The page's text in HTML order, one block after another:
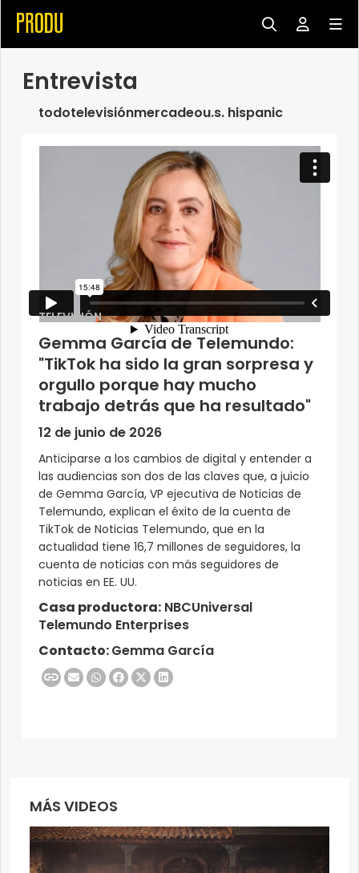
Entrevista
todotelevisiónmercadeou.s. hispanic
TELEVISIÓN
Gemma García de Telemundo:
"TikTok ha sido la gran sorpresa y
orgullo porque hay mucho
trabajo detrás que ha resultado"
12 de junio de 2026
Anticiparse a los cambios de digital y entender a
las audiencias son dos de las claves que, a juicio
de Gemma García, VP ejecutiva de Noticias de
Telemundo, explican el éxito de la cuenta de
TikTok de Noticias Telemundo, que en la
actualidad tiene 16,7 millones de seguidores, la
cuenta de noticias con más seguidores de
noticias en EE. UU.
Casa productora: NBCUniversal
Telemundo Enterprises
Contacto:Gemma García
MÁS VIDEOS